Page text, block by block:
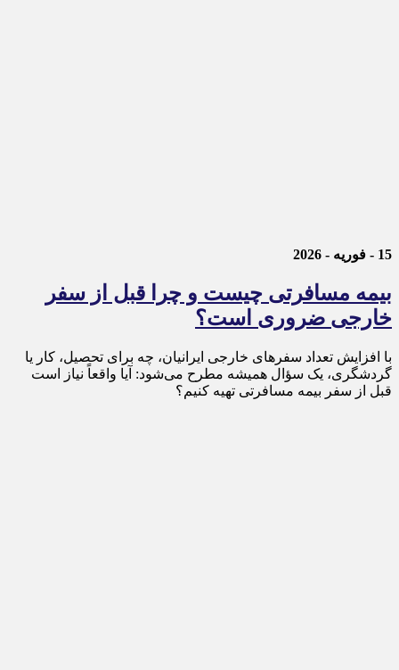
15 - فوریه - 2026
بیمه مسافرتی چیست و چرا قبل از سفر
خارجی ضروری است؟
با افزایش تعداد سفرهای خارجی ایرانیان، چه برای تحصیل، کار یا
گردشگری، یک سؤال همیشه مطرح می‌شود: آیا واقعاً نیاز است
قبل از سفر بیمه مسافرتی تهیه کنیم؟